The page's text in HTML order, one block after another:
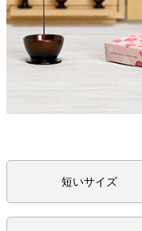
短いサイズ